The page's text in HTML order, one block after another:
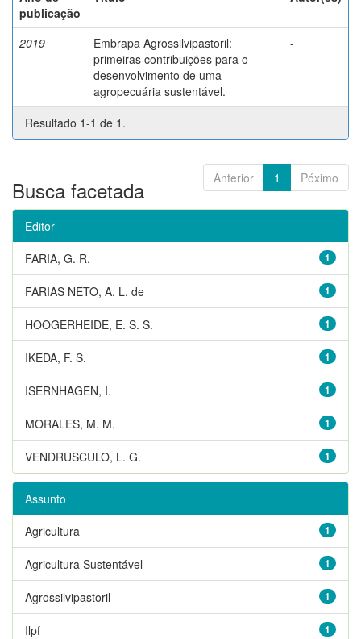
publicação
2019
Embrapa Agrossilvipastoril:
primeiras contribuições para o
desenvolvimento de uma
agropecuária sustentável.
-
Resultado 1-1 de 1.
Anterior 1 Póximo
Busca facetada
Editor
1
FARIA, G. R.
1
FARIAS NETO, A. L. de
1
HOOGERHEIDE, E. S. S.
1
IKEDA, F. S.
1
ISERNHAGEN, I.
1
MORALES, M. M.
1
VENDRUSCULO, L. G.
Assunto
1
Agricultura
1
Agricultura Sustentável
1
Agrossilvipastoril
1
Ilpf